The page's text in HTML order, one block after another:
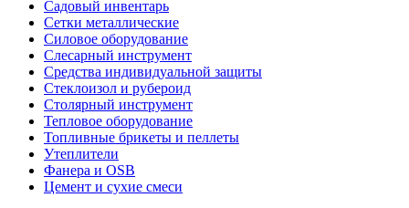
Садовый инвентарь
Сетки металлические
Силовое оборудование
Слесарный инструмент
Средства индивидуальной защиты
Стеклоизол и рубероид
Столярный инструмент
Тепловое оборудование
Топливные брикеты и пеллеты
Утеплители
Фанера и OSB
Цемент и сухие смеси